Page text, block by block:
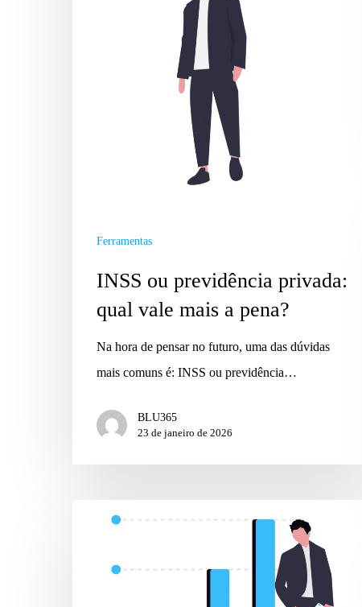
Ferramentas
INSS ou previdência privada:
qual vale mais a pena?
Na hora de pensar no futuro, uma das dúvidas
mais comuns é: INSS ou previdência…
BLU365
23 de janeiro de 2026